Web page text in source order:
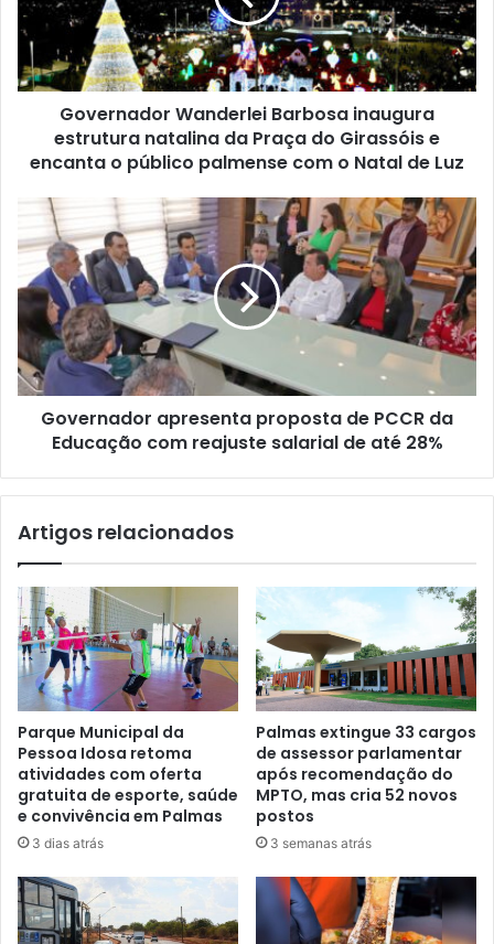
Governador Wanderlei Barbosa inaugura
estrutura natalina da Praça do Girassóis e
encanta o público palmense com o Natal de Luz
Governador apresenta proposta de PCCR da
Educação com reajuste salarial de até 28%
Artigos relacionados
Parque Municipal da
Pessoa Idosa retoma
atividades com oferta
gratuita de esporte, saúde
e convivência em Palmas
3 dias atrás
Palmas extingue 33 cargos
de assessor parlamentar
após recomendação do
MPTO, mas cria 52 novos
postos
3 semanas atrás